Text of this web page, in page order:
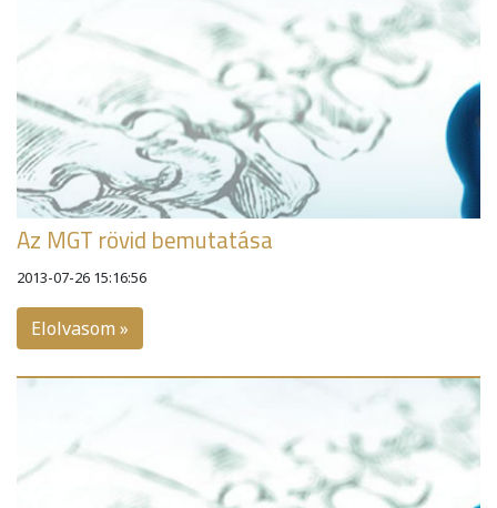
Az MGT rövid bemutatása
2013-07-26 15:16:56
Elolvasom »